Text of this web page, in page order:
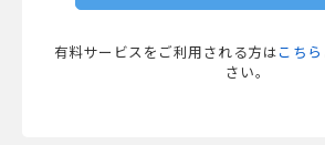
有料サービスをご利用される方は こちら
さい。